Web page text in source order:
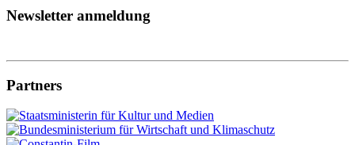
Newsletter anmeldung
Partners